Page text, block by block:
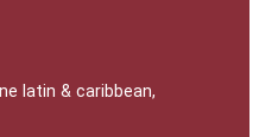
latin & caribbean,